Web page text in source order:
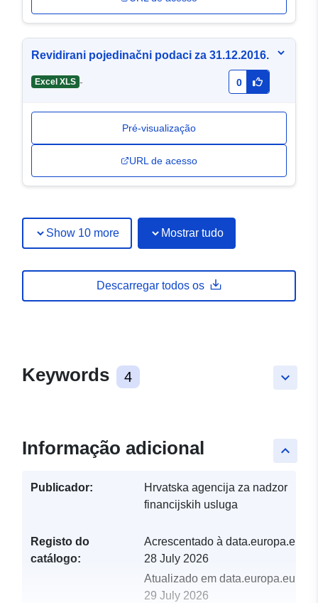
Revidirani pojedinačni podaci za 31.12.2016.
Excel XLS - 0
Pré-visualização
URL de acesso
Show 10 more Mostrar tudo
Descarregar todos os
keyboard_arrow_down
Keywords 4
keyboard_arrow_up
Informação adicional
Publicador:
Hrvatska agencija za nadzor
financijskih usluga
Registo do
catálogo:
Acrescentado à data.europa.eu:
28 July 2026
Atualizado em data.europa.eu:
29 July 2026